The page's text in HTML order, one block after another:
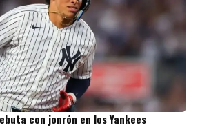
con jonrón en los Yankees